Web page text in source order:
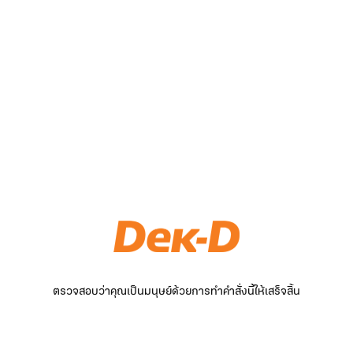
ตรวจสอบว่าคุณเป็นมนุษย์ด้วยการทำคำสั่งนี้ให้เสร็จสิ้น